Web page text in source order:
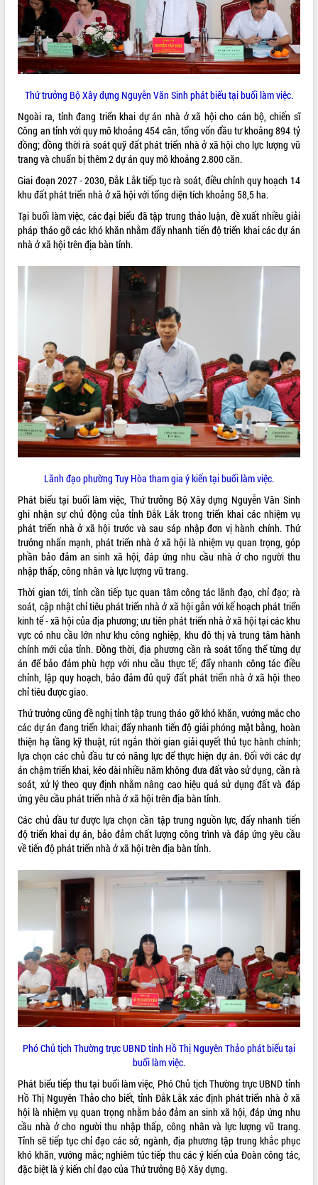
Hội nghị UBND tỉnh Đắk Lắk thường kỳ
tháng 7/2026
Lễ truy tặng danh hiệu “Bà Mẹ Việt
Nam Anh hùng” và trao Huân chương
Lao động
UBND tỉnh Đắk Lắk triển khai nhiệm
vụ 6 tháng cuối năm 2026
Kỳ họp thứ Hai, Hội đồng nhân dân
tỉnh khóa XI quyết nghị nhiều nội dung
quan trọng
Bí thư Tỉnh ủy Lương Nguyễn Minh
Triết thăm, tặng quà người có công với
cách mạng
Rà soát, hoàn thiện hệ thống thiết chế
văn hóa, thể thao đáp ứng yêu cầu
phát triển mới
mặt Đoàn chuyên gia y tế TP. Hồ Chí
Lễ truy điệu và an táng hài cốt liệt sĩ
tại Nghĩa trang Liệt sĩ xã Sơn Hòa
Bàn giải pháp tháo gỡ khó khăn trong
xuất khẩu sầu riêng và triển khai quy
định EUDR
Thứ trưởng Bộ Nông nghiệp và Môi
trường Nguyễn Hoàng Hiệp khảo sát
vùng trồng và doanh nghiệp đóng gói
sầu riêng tại Đắk Lắk
Trình diễn nghệ thuật chế biến các
món ăn từ sầu riêng
Đắk Lắk công bố Quy hoạch và xúc
Ngành cá ngừ Đắk Lắk chủ động thích
ứng để giữ vững thị trường xuất khẩu
Diễn đàn Kinh tế tư nhân Việt Nam đột
phá cơ chế - Hợp tác công tư
Đề án 06 tạo bước ngoặt đột phá trong
cải cách hành chính tỉnh Đắk Lắk
Kết nối tour, đẩy mạnh chuyển đổi số
để phát triển du lịch Đắk Lắk
Khởi động Dự án Đầu tư xây dựng hạ
tầng kỹ thuật Cụm công nghiệp Tân
Tiến
Gặp mặt các cơ quan báo chí nhân Kỷ
niệm 101 năm Ngày Báo chí Cách
mạng Việt Nam
Đắk Lắk sơ kết 4 năm triển khai thực
hiện Đề án 06 của Chính phủ
Họp báo thông tin về Hội nghị Công bố
Quy hoạch và Xúc tiến đầu tư tỉnh Đắk
Lắk
Khơi thông điểm nghẽn, đẩy nhanh
giải ngân vốn khắc phục thiên tai
HĐND tỉnh thông qua điều chỉnh Quy
hoạch tỉnh thời kỳ 2021-2030
Hội thảo góp ý hồ sơ điều chỉnh quy
hoạch tỉnh Đắk Lắk thời kỳ 2021-2030,
tầm nhìn đến năm 2050
Nâng cao hiệu quả hoạt động của các
doanh nghiệp nhà nước
Hội nghị triển khai kết nối mạng
truyền số liệu chuyên dùng phục vụ cơ
quan Đảng, Nhà nước
Lễ phát động chuỗi hoạt động chung
tay làm sạch môi trường
Xã Ea Kar bước chuyển mình trong
công tác cải cách hành chính mô hình
mới
năm 2026
Hội thảo khoa học “Giải pháp thúc đẩy
phát triển nền kinh tế xanh tại tỉnh
Đắk Lắk”
Tăng cường giám sát, đôn đốc thực
hiện nhiệm vụ quản lý tài sản công
LIÊN KẾT WEB
66073677
Thứ trưởng Bộ Xây dựng Nguyễn Văn Sinh phát biểu tại buổi làm việc.
Ngoài ra, tỉnh đang triển khai dự án nhà ở xã hội cho cán bộ, chiến sĩ
Công an tỉnh với quy mô khoảng 454 căn, tổng vốn đầu tư khoảng 894 tỷ
đồng; đồng thời rà soát quỹ đất phát triển nhà ở xã hội cho lực lượng vũ
trang và chuẩn bị thêm 2 dự án quy mô khoảng 2.800 căn.
Giai đoạn 2027 - 2030, Đắk Lắk tiếp tục rà soát, điều chỉnh quy hoạch 14
khu đất phát triển nhà ở xã hội với tổng diện tích khoảng 58,5 ha.
Tại buổi làm việc, các đại biểu đã tập trung thảo luận, đề xuất nhiều giải
pháp tháo gỡ các khó khăn nhằm đẩy nhanh tiến độ triển khai các dự án
nhà ở xã hội trên địa bàn tỉnh.
Lãnh đạo phường Tuy Hòa tham gia ý kiến tại buổi làm việc.
Phát biểu tại buổi làm việc, Thứ trưởng Bộ Xây dựng Nguyễn Văn Sinh
ghi nhận sự chủ động của tỉnh Đắk Lắk trong triển khai các nhiệm vụ
phát triển nhà ở xã hội trước và sau sáp nhập đơn vị hành chính. Thứ
trưởng nhấn mạnh, phát triển nhà ở xã hội là nhiệm vụ quan trọng, góp
phần bảo đảm an sinh xã hội, đáp ứng nhu cầu nhà ở cho người thu
nhập thấp, công nhân và lực lượng vũ trang.
Thời gian tới, tỉnh cần tiếp tục quan tâm công tác lãnh đạo, chỉ đạo; rà
soát, cập nhật chỉ tiêu phát triển nhà ở xã hội gắn với kế hoạch phát triển
kinh tế - xã hội của địa phương; ưu tiên phát triển nhà ở xã hội tại các khu
vực có nhu cầu lớn như khu công nghiệp, khu đô thị và trung tâm hành
chính mới của tỉnh. Đồng thời, địa phương cần rà soát tổng thể từng dự
án để bảo đảm phù hợp với nhu cầu thực tế; đẩy nhanh công tác điều
chỉnh, lập quy hoạch, bảo đảm đủ quỹ đất phát triển nhà ở xã hội theo
chỉ tiêu được giao.
Thứ trưởng cũng đề nghị tỉnh tập trung tháo gỡ khó khăn, vướng mắc cho
các dự án đang triển khai; đẩy nhanh tiến độ giải phóng mặt bằng, hoàn
thiện hạ tầng kỹ thuật, rút ngắn thời gian giải quyết thủ tục hành chính;
lựa chọn các chủ đầu tư có năng lực để thực hiện dự án. Đối với các dự
án chậm triển khai, kéo dài nhiều năm không đưa đất vào sử dụng, cần rà
soát, xử lý theo quy định nhằm nâng cao hiệu quả sử dụng đất và đáp
ứng yêu cầu phát triển nhà ở xã hội trên địa bàn tỉnh.
Các chủ đầu tư được lựa chọn cần tập trung nguồn lực, đẩy nhanh tiến
độ triển khai dự án, bảo đảm chất lượng công trình và đáp ứng yêu cầu
về tiến độ phát triển nhà ở xã hội trên địa bàn tỉnh.
Phó Chủ tịch Thường trực UBND tỉnh Hồ Thị Nguyên Thảo phát biểu tại
buổi làm việc.
Phát biểu tiếp thu tại buổi làm việc, Phó Chủ tịch Thường trực UBND tỉnh
Hồ Thị Nguyên Thảo cho biết, tỉnh Đắk Lắk xác định phát triển nhà ở xã
hội là nhiệm vụ quan trọng nhằm bảo đảm an sinh xã hội, đáp ứng nhu
cầu nhà ở cho người thu nhập thấp, công nhân và lực lượng vũ trang.
Tỉnh sẽ tiếp tục chỉ đạo các sở, ngành, địa phương tập trung khắc phục
khó khăn, vướng mắc; nghiêm túc tiếp thu các ý kiến của Đoàn công tác,
đặc biệt là ý kiến chỉ đạo của Thứ trưởng Bộ Xây dựng.